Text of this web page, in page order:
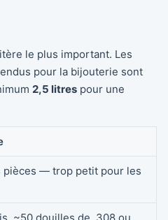
le plus important. Les
pour la bijouterie sont
2,5 litres pour une
pièces — trop petit pour les